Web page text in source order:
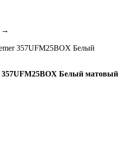
→
357UFM25BOX Белый
357UFM25BOX Белый матовый